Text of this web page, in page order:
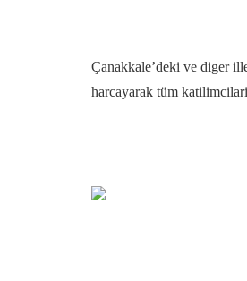
Çanakkale’deki ve diger
harcayarak tüm